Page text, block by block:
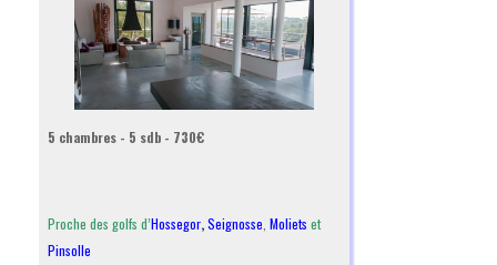
5 chambres - 5 sdb - 730€
Proche des golfs d’Hossegor,Seignosse Moliets et
Pinsolle